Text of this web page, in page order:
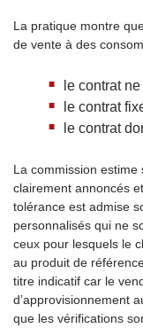
La pratique montre
de vente à des
le contrat
le contrat
le contrat
La commission
clairement annoncés
tolérance est admise
personnalisés qui ne
ceux pour lesquels le
au produit de
titre indicatif car le
d’approvisionnement
que les vérifications